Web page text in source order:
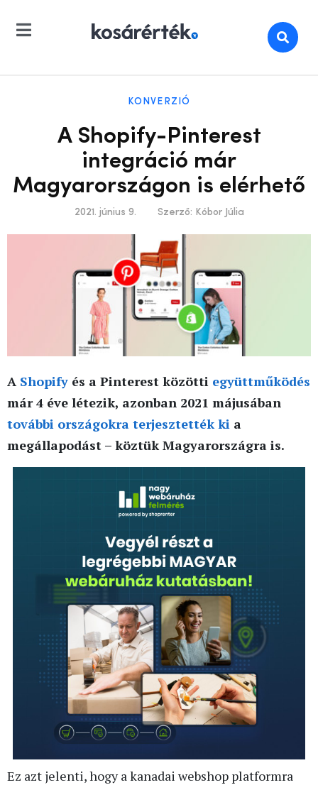
KONVERZIÓ
A Shopify-Pinterest
integráció már
Magyarországon is elérhető
2021. június 9. Szerző: Kóbor Júlia
A Shopify és a Pinterest közötti együttműködés
már 4 éve létezik, azonban 2021 májusában
további országokra terjesztették ki a
megállapodást – köztük Magyarországra is.
Ez azt jelenti, hogy a kanadai webshop platformra